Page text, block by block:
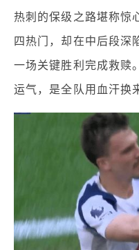
热刺的保级之路堪称惊
四热门，却在中后段深
一场关键胜利完成救赎
运气，是全队用血汗换